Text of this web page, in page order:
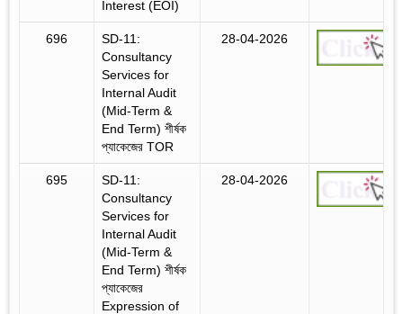
Interest (EOI)
696
SD-11:
Consultancy
Services for
Internal Audit
(Mid-Term &
End Term) শীর্ষক
প্যাকেজের TOR
28-04-2026
695
SD-11:
Consultancy
Services for
Internal Audit
(Mid-Term &
End Term) শীর্ষক
প্যাকেজের
Expression of
28-04-2026